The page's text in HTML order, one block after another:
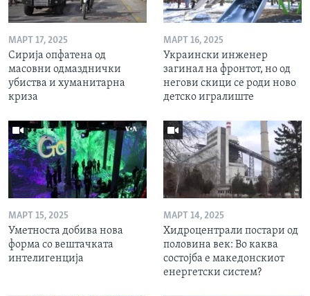
МАРТ 17, 2025
Сирија опфатена од
масовни одмазднички
убиства и хуманитарна
криза
МАРТ 16, 2025
Украински инженер
загинал на фронтот, но од
негови скици се роди ново
детско игралиште
МАРТ 15, 2025
Уметноста добива нова
форма со вештачката
интелигенција
МАРТ 14, 2025
Хидроцентрали постари од
половина век: Во каква
состојба е македонскиот
енергетски систем?